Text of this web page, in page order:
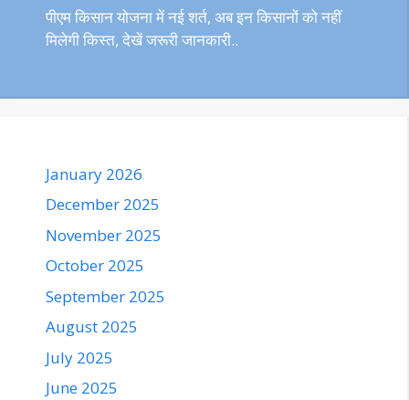
पीएम किसान योजना में नई शर्त, अब इन किसानों को नहीं
मिलेगी किस्त, देखें जरूरी जानकारी..
January 2026
December 2025
November 2025
October 2025
September 2025
August 2025
July 2025
June 2025